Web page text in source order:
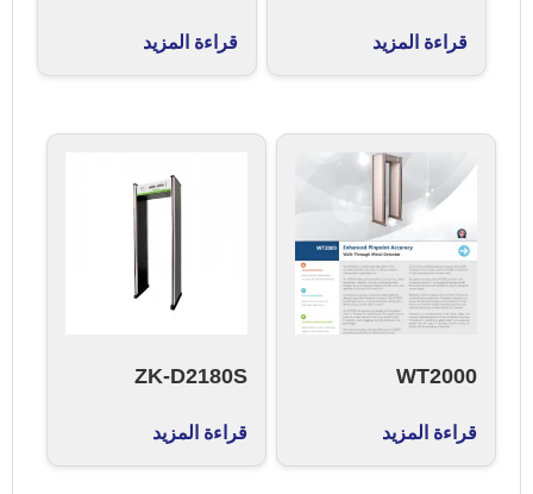
قراءة المزيد قراءة المزيد
WT2000
قراءة المزيد
ZK-D2180S
قراءة المزيد